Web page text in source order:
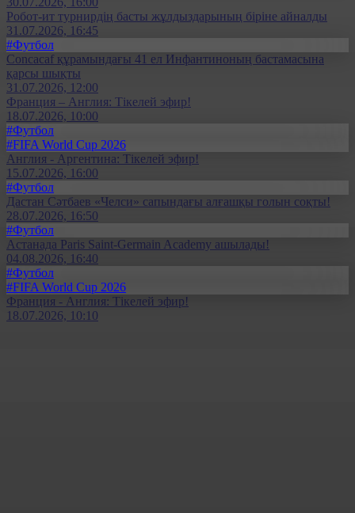
Робот-ит турнирдің басты жұлдыздарының біріне айналды
31.07.2026, 16:45
#Футбол
Concacaf құрамындағы 41 ел Инфантиноның бастамасына
қарсы шықты
31.07.2026, 12:00
Франция – Англия: Тікелей эфир!
18.07.2026, 10:00
#Футбол
#FIFA World Cup 2026
Англия - Аргентина: Тікелей эфир!
15.07.2026, 16:00
#Футбол
Дастан Сәтбаев «Челси» сапындағы алғашқы голын соқты!
28.07.2026, 16:50
#Футбол
Астанада Paris Saint-Germain Academy ашылады!
04.08.2026, 16:40
#Футбол
#FIFA World Cup 2026
Франция - Англия: Тікелей эфир!
18.07.2026, 10:10